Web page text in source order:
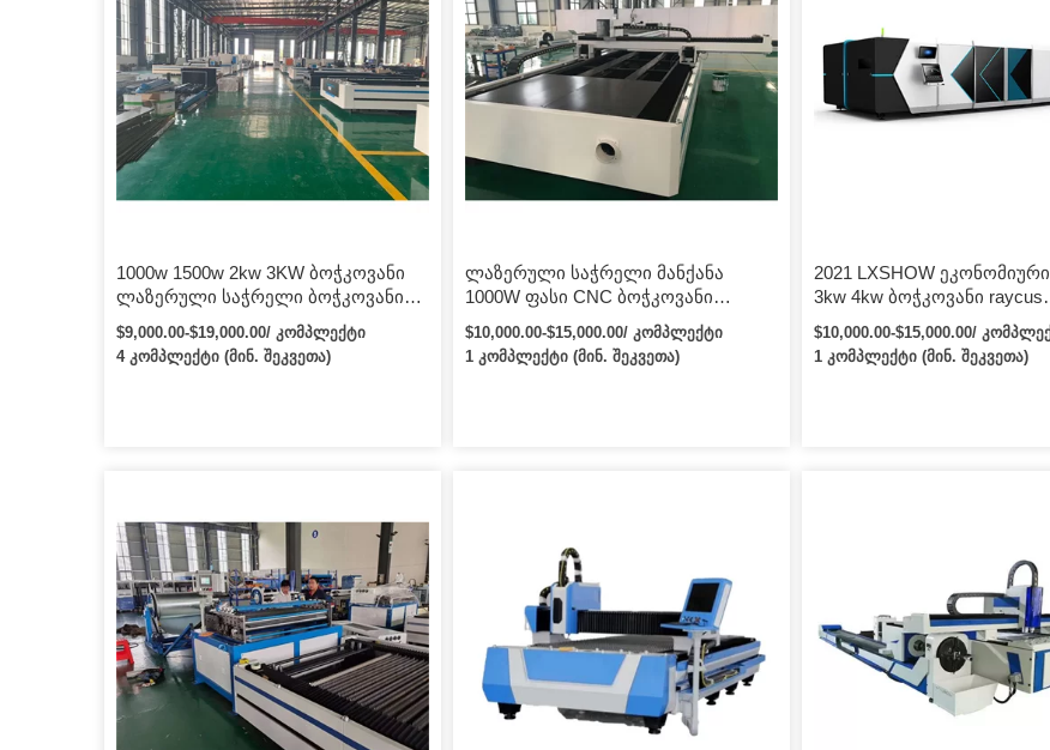
ხარისხის გარანტიას ყველაზე
მოთხოვნადი აპლიკაციებისთვის. 2.
მოგესალმებათ ნახოთ ჩვენი მანქანა, თუ
როგორ უნდა იმუშაოს ქარხანაში, სანამ
შეკვეთას განათავსებთ ჩვენთან.
პლაზმური საჭრელი მანქანისა და
საჭრელი პლოტერების წარმოებაში და
ა.შ.
1000w 1500w 2kw 3KW ბოჭკოვანი
ლაზერული საჭრელი ბოჭკოვანი
ლაზერული საჭრელი მანქანა
უჟანგავი ლითონისთვის
$9,000.00-$19,000.00/ კომპლექტი
4 კომპლექტი (მინ. შეკვეთა)
ლაზერული საჭრელი მანქანა
1000W ფასი CNC ბოჭკოვანი
საჭრელი ფურცელი Metal With
Raycus Power 500W 2KW Cut Fiber
Machines
$10,000.00-$15,000.00/ კომპლექტი
1 კომპლექტი (მინ. შეკვეთა)
2021 LXSHOW
3kw 4kw ბოჭკოვანი raycus
ლაზერული საჭრელი
2kw 3kw 4kw ლაზერული
ლითონის ფურცელი
$10,000.00-$15,000.00/
1 კომპლექტი (მინ. შეკვეთა)